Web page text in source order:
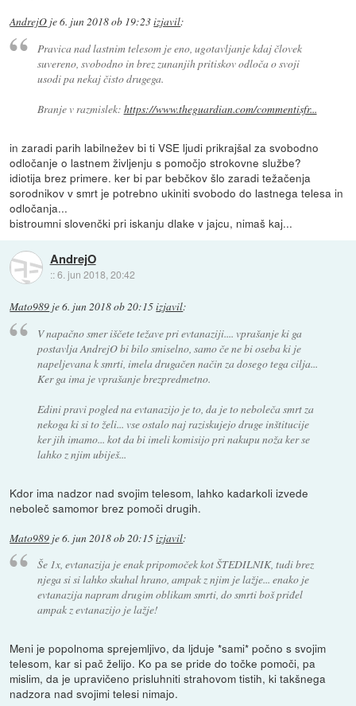
AndrejO je6. jun 2018 ob 19:23izjavil:
Pravica nad lastnim telesom je eno, ugotavljanje kdaj človek
suvereno, svobodno in brez zunanjih pritiskov odloča o svoji
usodi pa nekaj čisto drugega.
Branje v razmislek: https://www.theguardian.com/commentisfr...
in zaradi parih labilnežev bi ti VSE ljudi prikrajšal za svobodno
odločanje o lastnem življenju s pomočjo strokovne službe?
idiotija brez primere. ker bi par bebčkov šlo zaradi težačenja
sorodnikov v smrt je potrebno ukiniti svobodo do lastnega telesa in
odločanja...
bistroumni slovenčki pri iskanju dlake v jajcu, nimaš kaj...
AndrejO
::6. jun 2018, 20:42
Mato989 je6. jun 2018 ob 20:15izjavil:
V napačno smer iščete težave pri evtanaziji.... vprašanje ki ga
postavlja AndrejO bi bilo smiselno, samo če ne bi oseba ki je
napeljevana k smrti, imela drugačen način za dosego tega cilja...
Ker ga ima je vprašanje brezpredmetno.
Edini pravi pogled na evtanazijo je to, da je to neboleča smrt za
nekoga ki si to želi... vse ostalo naj raziskujejo druge inštitucije
ker jih imamo... kot da bi imeli komisijo pri nakupu noža ker se
lahko z njim ubiješ...
Kdor ima nadzor nad svojim telesom, lahko kadarkoli izvede
neboleč samomor brez pomoči drugih.
Mato989 je6. jun 2018 ob 20:15izjavil:
Še 1x, evtanazija je enak pripomoček kot ŠTEDILNIK, tudi brez
njega si si lahko skuhal hrano, ampak z njim je lažje... enako je
evtanazija napram drugim oblikam smrti, do smrti boš priđel
ampak z evtanazijo je lažje!
Meni je popolnoma sprejemljivo, da ljduje *sami* počno s svojim
telesom, kar si pač želijo. Ko pa se pride do točke pomoči, pa
mislim, da je upravičeno prisluhniti strahovom tistih, ki takšnega
nadzora nad svojimi telesi nimajo.